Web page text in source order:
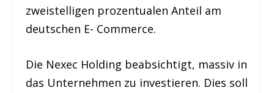
zweistelligen prozentualen Anteil am
deutschen E- Commerce.
Die Nexec Holding beabsichtigt, massiv in
das Unternehmen zu investieren. Dies soll